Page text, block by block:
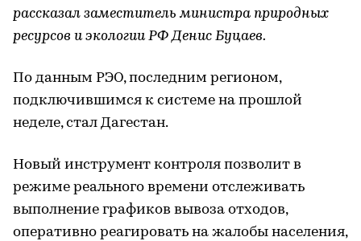
рассказал заместитель министра природных
ресурсов и экологии РФ Денис Буцаев.
По данным РЭО, последним регионом,
подключившимся к системе на прошлой
неделе, стал Дагестан.
Новый инструмент контроля позволит в
режиме реального времени отслеживать
выполнение графиков вывоза отходов,
оперативно реагировать на жалобы населения,